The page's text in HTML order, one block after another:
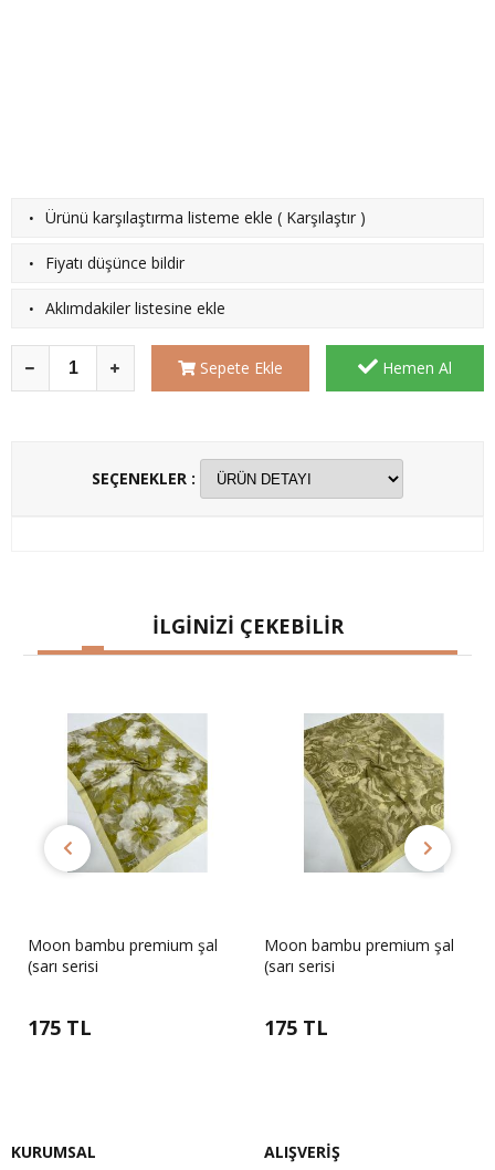
· Ürünü karşılaştırma listeme ekle ( Karşılaştır )
· Fiyatı düşünce bildir
· Aklımdakiler listesine ekle
Sepete Ekle Hemen Al
SEÇENEKLER :
İLGİNİZİ ÇEKEBİLİR
Moon bambu premium şal
(sarı serisi
175 TL
Moon bambu premium şal
(sarı serisi
175 TL
KURUMSAL ALIŞVERİŞ